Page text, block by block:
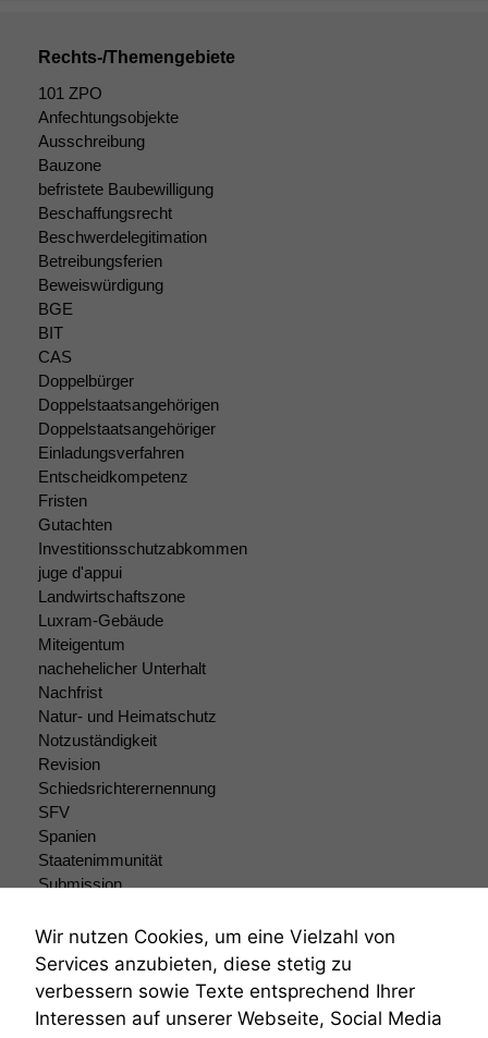
Rechts-/Themengebiete
101 ZPO
Anfechtungsobjekte
Ausschreibung
Bauzone
befristete Baubewilligung
Beschaffungsrecht
Beschwerdelegitimation
Betreibungsferien
Beweiswürdigung
BGE
BIT
CAS
Doppelbürger
Doppelstaatsangehörigen
Doppelstaatsangehöriger
Einladungsverfahren
Entscheidkompetenz
Fristen
Gutachten
Investitionsschutzabkommen
juge d'appui
Landwirtschaftszone
Luxram-Gebäude
Miteigentum
nachehelicher Unterhalt
Nachfrist
Natur- und Heimatschutz
Notzuständigkeit
Revision
Schiedsrichterernennung
SFV
Spanien
Staatenimmunität
Submission
Teilungsklage
Venezuela
VRK
Wiederherstellungsanordnung
Zivilprozessordnung
Wir nutzen Cookies, um eine Vielzahl von
Services anzubieten, diese stetig zu
verbessern sowie Texte entsprechend Ihrer
Interessen auf unserer Webseite, Social Media